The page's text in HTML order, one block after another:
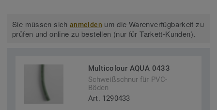
Sie müssen sichanmelden um die Warenverfügbarkeit zu
prüfen und online zu bestellen (nur für Tarkett-Kunden).
Multicolour AQUA 0433
Schweißschnur für PVC-
Böden
Art. 1290433